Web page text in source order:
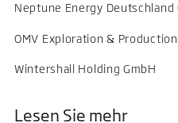
Neptune Energy Deutschland
OMV Exploration &
Wintershall Holding GmbH
Lesen Sie mehr